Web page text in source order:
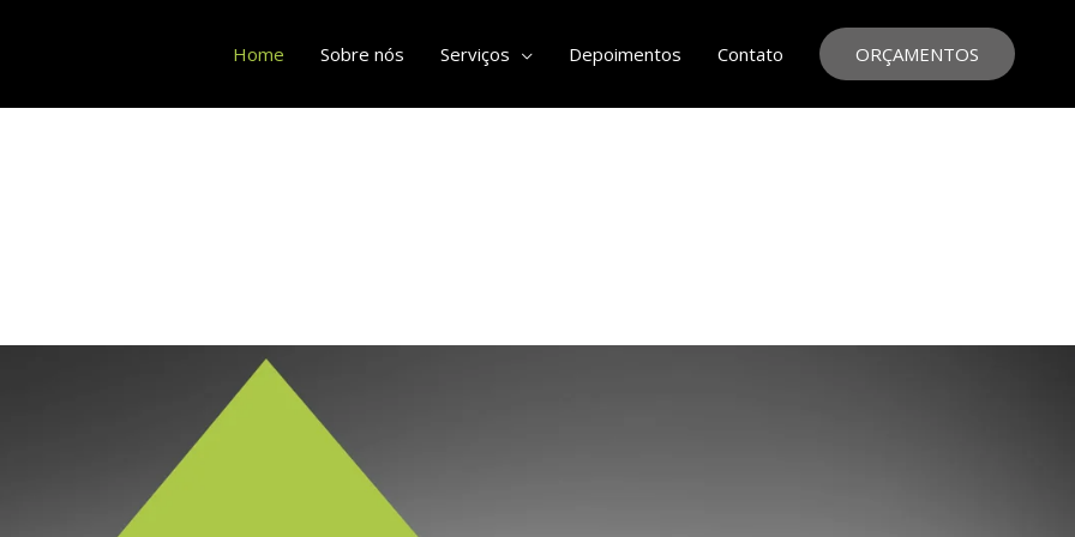
Home Sobre nós Serviços Depoimentos Contato ORÇAMENTOS